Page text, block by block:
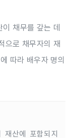
채무를 갚는 데
으로 채무자의 재
따라 배우자 명의
산에 포함되지